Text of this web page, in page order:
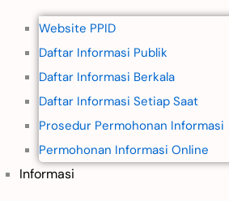
Website PPID
Daftar Informasi Publik
Daftar Informasi Berkala
Daftar Informasi Setiap Saat
Prosedur Permohonan Informasi
Permohonan Informasi Online
Informasi